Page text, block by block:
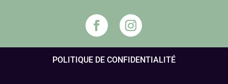
POLITIQUE DE CONFIDENTIALITÉ